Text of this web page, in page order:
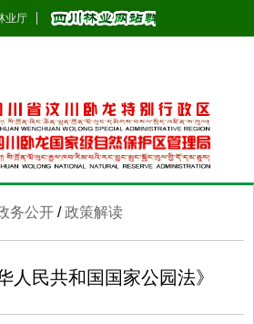
业厅
务公开 /政策解读
人民共和国国家公园法》